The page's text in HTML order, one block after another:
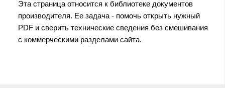
Эта страница относится к библиотеке документов
производителя. Ее задача - помочь открыть нужный
PDF и сверить технические сведения без смешивания
с коммерческими разделами сайта.